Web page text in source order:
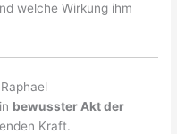
welche Wirkung ihm
bewusster Akt der
Kraft.